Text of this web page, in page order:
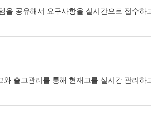
을 공유해서 요구사항을 실시간으로 접수
출고관리를 통해 현재고를 실시간 관리